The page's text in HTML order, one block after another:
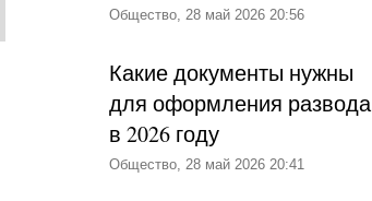
Общество, 28 май 2026 20:56
Какие документы нужны
для оформления развода
в 2026 году
Общество, 28 май 2026 20:41